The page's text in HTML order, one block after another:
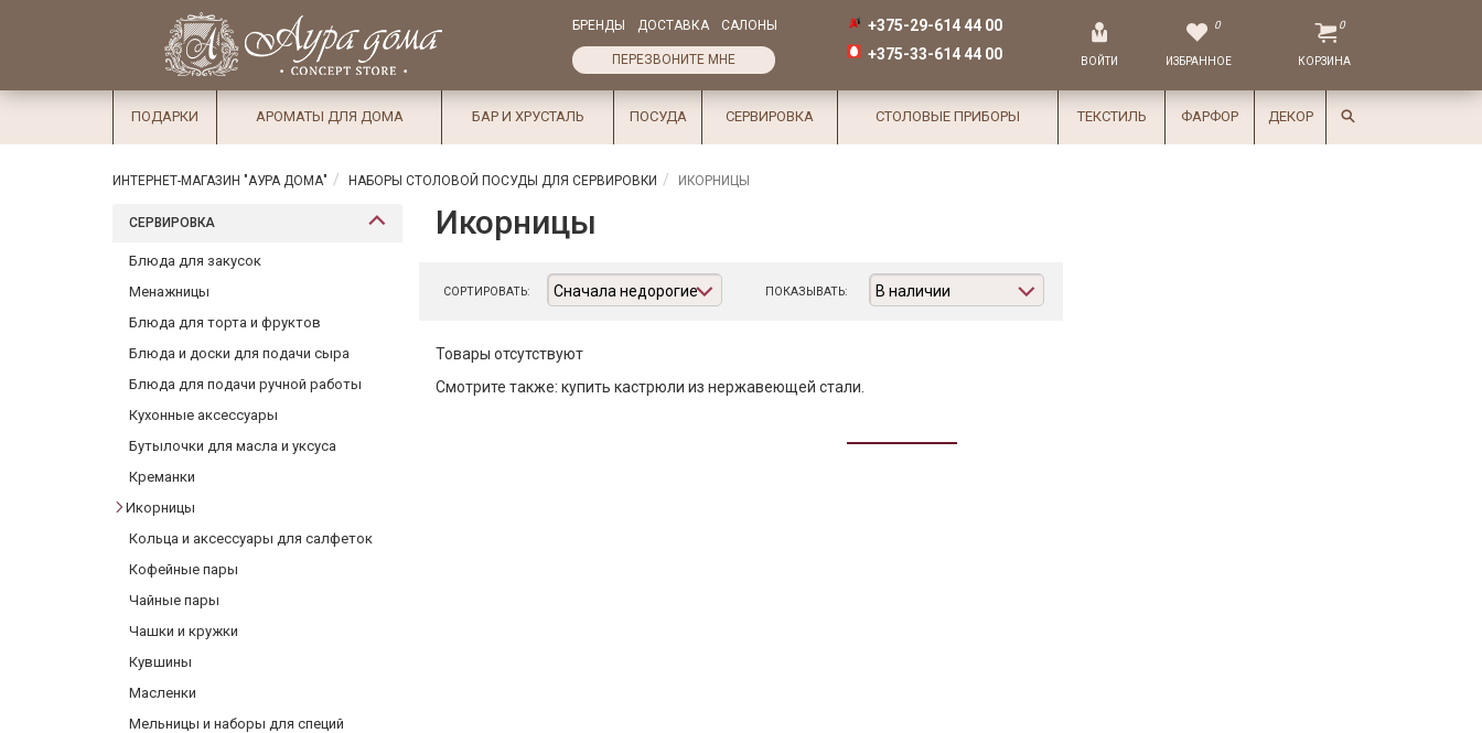
Избранное
×
СалоныДоставка
Оплата
Подарки
Ароматы
для дома
хрусталь
Сервировка
Столовые
приборы
Текстиль
Фарфор
БРЕНДЫ ДОСТАВКА САЛОНЫ
ПЕРЕЗВОНИТЕ МНЕ
+375-29-614 44 00
+375-33-614 44 00
ВОЙТИ
0
ИЗБРАННОЕ
0
КОРЗИНА
ПОДАРКИ АРОМАТЫ ДЛЯ ДОМА БАР И ХРУСТАЛЬ ПОСУДА СЕРВИРОВКА СТОЛОВЫЕ ПРИБОРЫ ТЕКСТИЛЬ ФАРФОР ДЕКОР
ИНТЕРНЕТ-МАГАЗИН "АУРА ДОМА" НАБОРЫ СТОЛОВОЙ ПОСУДЫ ДЛЯ СЕРВИРОВКИ ИКОРНИЦЫ
СЕРВИРОВКА
Блюда для закусок
Менажницы
Блюда для торта и фруктов
Блюда и доски для подачи сыра
Блюда для подачи ручной работы
Кухонные аксессуары
Бутылочки для масла и уксуса
Креманки
Икорницы
Кольца и аксессуары для салфеток
Кофейные пары
Чайные пары
Чашки и кружки
Кувшины
Масленки
Мельницы и наборы для специй
Икорницы
СОРТИРОВАТЬ: Сначала недорогие ПОКАЗЫВАТЬ: В наличии
Товары отсутствуют
Смотрите также: купить кастрюли из нержавеющей стали